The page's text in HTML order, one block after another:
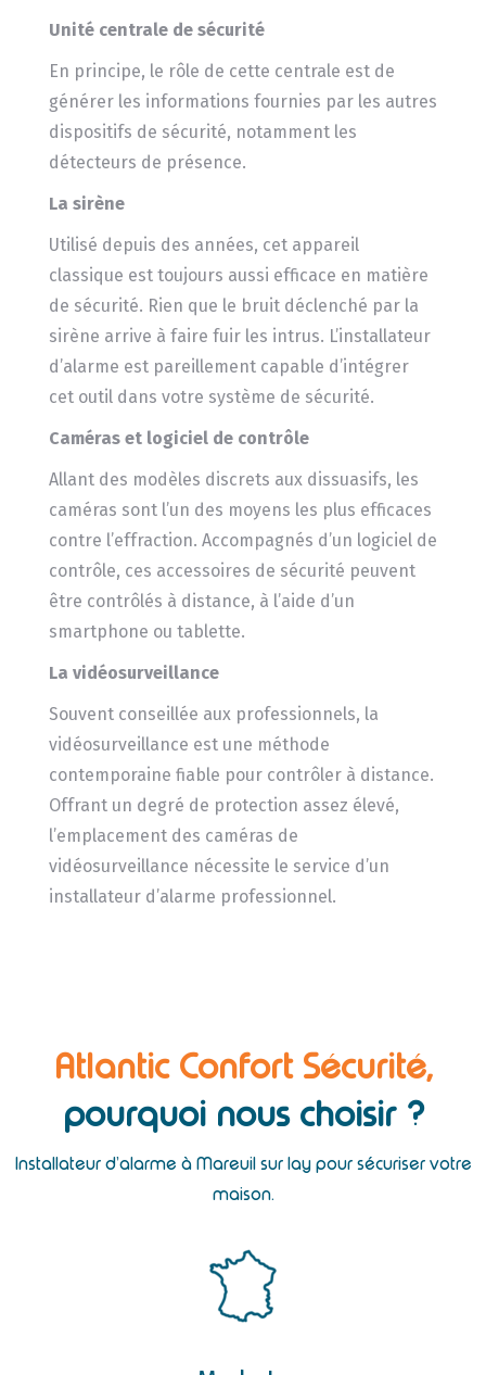
Unité centrale de sécurité
En principe, le rôle de cette centrale est de
générer les informations fournies par les autres
dispositifs de sécurité, notamment les
détecteurs de présence.
La sirène
Utilisé depuis des années, cet appareil
classique est toujours aussi efficace en matière
de sécurité. Rien que le bruit déclenché par la
sirène arrive à faire fuir les intrus. L’installateur
d’alarme est pareillement capable d’intégrer
cet outil dans votre système de sécurité.
Caméras et logiciel de contrôle
Allant des modèles discrets aux dissuasifs, les
caméras sont l’un des moyens les plus efficaces
contre l’effraction. Accompagnés d’un logiciel de
contrôle, ces accessoires de sécurité peuvent
être contrôlés à distance, à l’aide d’un
smartphone ou tablette.
La vidéosurveillance
Souvent conseillée aux professionnels, la
vidéosurveillance est une méthode
contemporaine fiable pour contrôler à distance.
Offrant un degré de protection assez élevé,
l’emplacement des caméras de
vidéosurveillance nécessite le service d’un
installateur d’alarme professionnel.
Atlantic Confort Sécurité,
pourquoi nous choisir ?
Installateur d’alarme à Mareuil sur lay pour sécuriser votre
maison.